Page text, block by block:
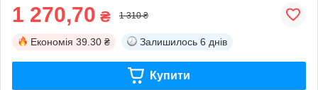
1 270,70 ₴ 1 310 ₴
Економія 39.30 ₴ Залишилось 6 днів
Купити